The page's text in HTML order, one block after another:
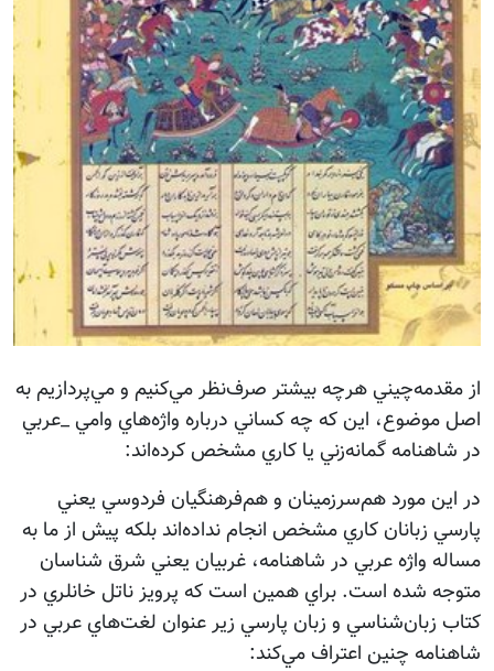
از مقدمه‌چيني هرچه بيشتر صرف‌نظر مي‌كنيم و مي‌پردازيم به
اصل موضوع، اين كه چه كساني درباره واژه‌هاي وامي _عربي
در شاهنامه گمانه‌زني يا كاري مشخص كرده‌اند:
در اين مورد هم‌سرزمينان و هم‌فرهنگيان فردوسي يعني
پارسي زبانان كاري مشخص انجام نداده‌اند بلكه پيش از ما به
مساله واژه عربي در شاهنامه، غربيان يعني شرق شناسان
متوجه شده است. براي همين است كه پرويز ناتل خانلري در
كتاب زبان‌شناسي و زبان پارسي زير عنوان لغت‌هاي عربي در
شاهنامه چنين اعتراف مي‌كند: